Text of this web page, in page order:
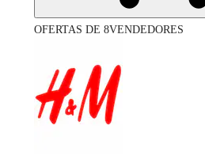
OFERTAS DE 8VENDEDORES